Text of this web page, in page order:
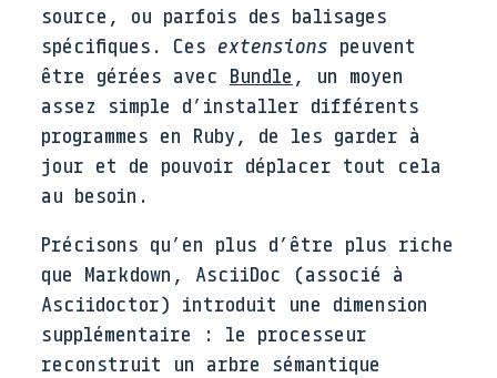
source, ou parfois des balisages
spécifiques. Ces extensions peuvent
être gérées avec Bundle , un moyen
assez simple d’installer différents
programmes en Ruby, de les garder à
jour et de pouvoir déplacer tout cela
au besoin.
Précisons qu’en plus d’être plus riche
que Markdown, AsciiDoc (associé à
Asciidoctor) introduit une dimension
supplémentaire : le processeur
reconstruit un arbre sémantique